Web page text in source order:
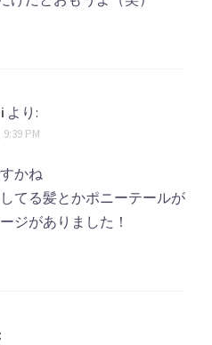
より:
PM
かね
てる髪とかポニーテールが
ジがありました！